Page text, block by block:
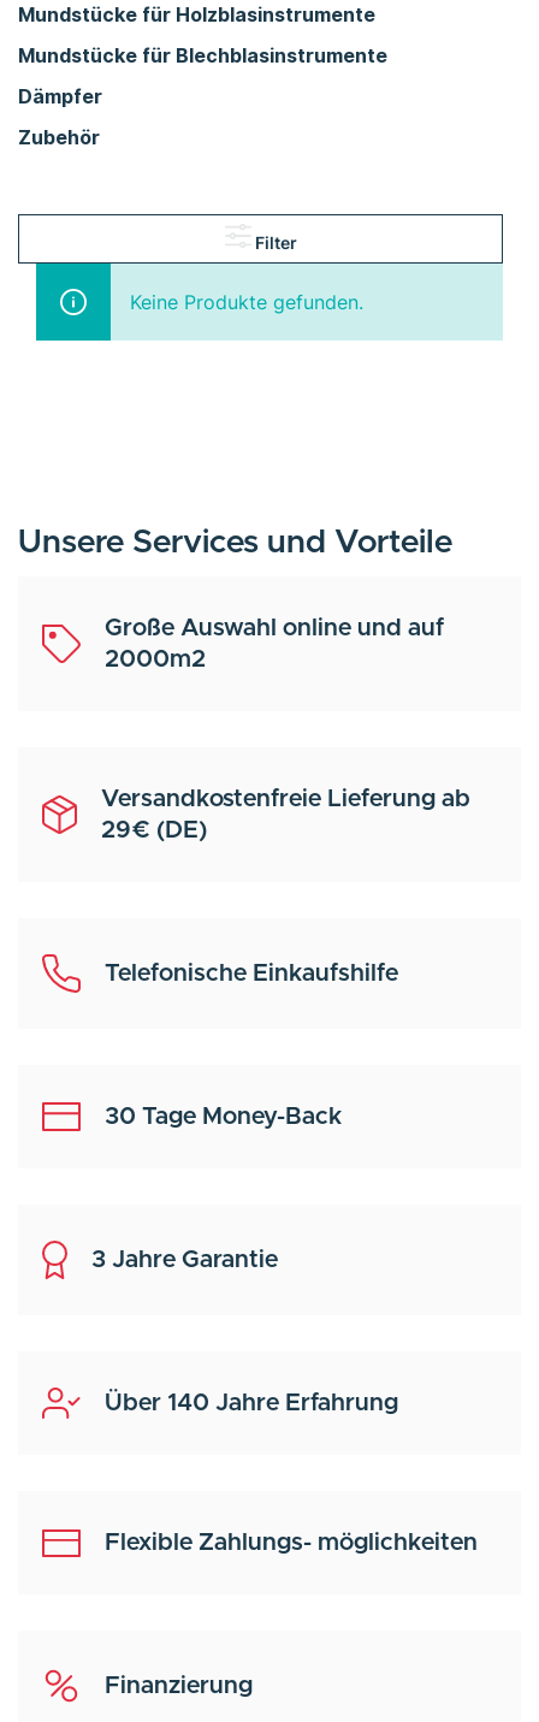
Mundstücke für Holzblasinstrumente
Mundstücke für Blechblasinstrumente
Dämpfer
Zubehör
Filter
Keine Produkte gefunden.
Unsere Services und Vorteile
Große Auswahl online und auf
2000m2
Versandkostenfreie Lieferung ab
29€ (DE)
Telefonische Einkaufshilfe
30 Tage Money-Back
3 Jahre Garantie
Über 140 Jahre Erfahrung
Flexible Zahlungs- möglichkeiten
Finanzierung